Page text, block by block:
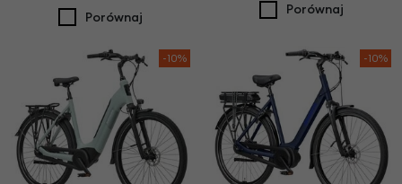
Porównaj Porównaj
-10% -10%